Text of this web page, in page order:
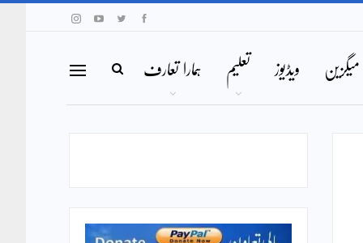
میگزین ویڈیوز تعلیم ہمارا تعارف